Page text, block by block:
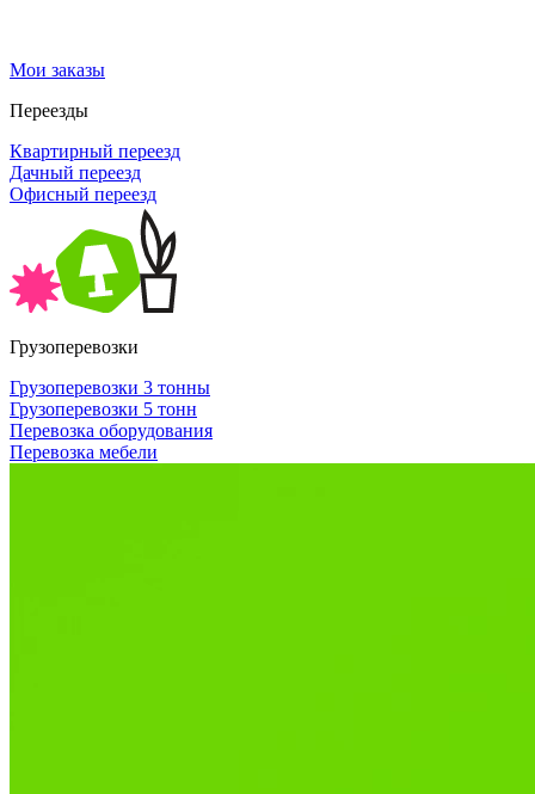
Мои заказы
Переезды
Квартирный переезд
Дачный переезд
Офисный переезд
Грузоперевозки
Грузоперевозки 3 тонны
Грузоперевозки 5 тонн
Перевозка оборудования
Перевозка мебели